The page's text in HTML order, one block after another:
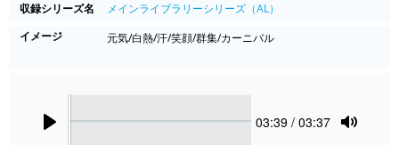
収録シリーズ名
メインライブラリーシリーズ（AL）
イメージ
元気/白熱/汗/笑顔/群集/カーニバル
Current
03:39 / 03:37